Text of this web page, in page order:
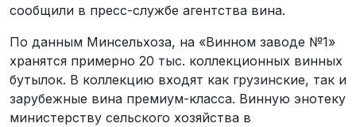
сообщили в пресс-службе агентства вина.
По данным Минсельхоза, на «Винном заводе №1»
хранятся примерно 20 тыс. коллекционных винных
бутылок. В коллекцию входят как грузинские, так и
зарубежные вина премиум-класса. Винную энотеку
министерству сельского хозяйства в